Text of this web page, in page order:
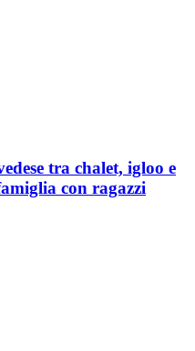
tra chalet, igloo e
con ragazzi